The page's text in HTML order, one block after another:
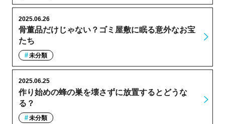
骨董品だけじゃない？ゴミ屋敷に眠る意外なお宝
たち
2025.06.26
未分類
作り始めの蜂の巣を壊さずに放置するとどうな
る？
2025.06.25
未分類